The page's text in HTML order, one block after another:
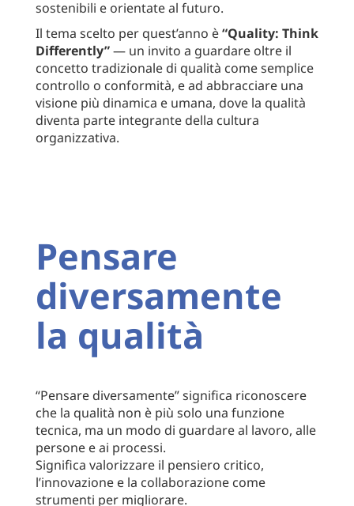
sostenibili e orientate al futuro.
Il tema scelto per quest’anno è“Quality: Think
Differently”— un invito a guardare oltre il
concetto tradizionale di qualità come semplice
controllo o conformità, e ad abbracciare una
visione più dinamica e umana, dove la qualità
diventa parte integrante della cultura
organizzativa.
Pensare
diversamente
la qualità
“Pensare diversamente” significa riconoscere
che la qualità non è più solo una funzione
tecnica, ma un modo di guardare al lavoro, alle
persone e ai processi.
Significa valorizzare il pensiero critico,
l’innovazione e la collaborazione come
strumenti per migliorare.